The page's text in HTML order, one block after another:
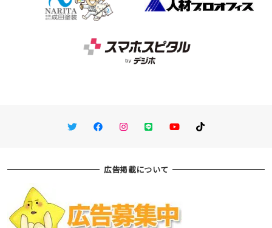
TwitterFacebookInstagram
LINE You TubeTikTok
広告掲載について